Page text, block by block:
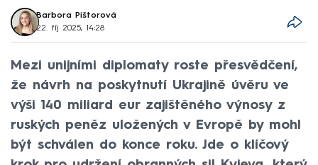
Barbora Pištorová
22. říj 2025, 14:28
Mezi unijními diplomaty roste přesvědčení,
že návrh na poskytnutí Ukrajině úvěru ve
výši 140 miliard eur zajištěného výnosy z
ruských peněz uložených v Evropě by mohl
být schválen do konce roku. Jde o klíčový